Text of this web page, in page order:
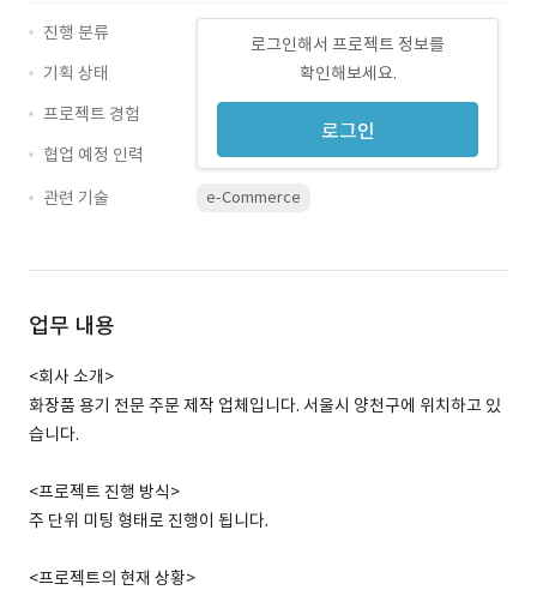
로그인해서 프로젝트 정보를
확인해보세요.
로그인
진행 분류
기획 상태
프로젝트 경험
협업 예정 인력
관련 기술
e-Commerce
업무 내용
<회사 소개>
화장품 용기 전문 주문 제작 업체입니다. 서울시 양천구에 위치하고 있
습니다.
<프로젝트 진행 방식>
주 단위 미팅 형태로 진행이 됩니다.
<프로젝트의 현재 상황>